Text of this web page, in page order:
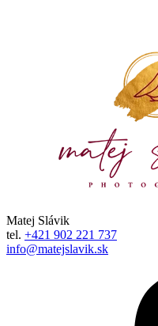
Matej Slávik
tel. +421 902 221 737
info@matejslavik.sk